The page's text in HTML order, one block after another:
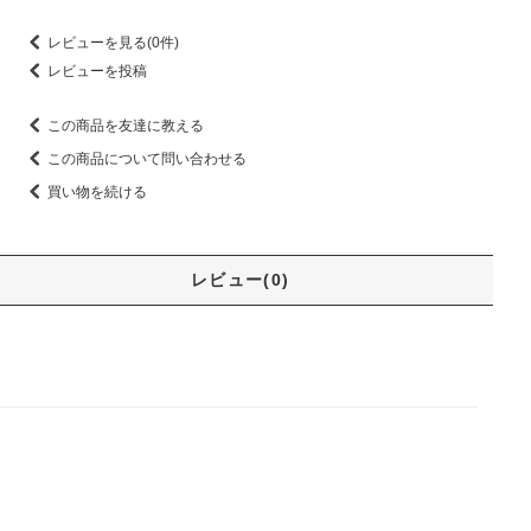
レビューを見る(0件)
レビューを投稿
この商品を友達に教える
この商品について問い合わせる
買い物を続ける
レビュー(0)